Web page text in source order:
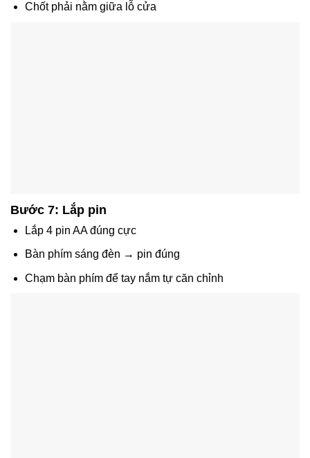
Chốt phải nằm giữa lỗ cửa
Bước 7: Lắp pin
Lắp 4 pin AA đúng cực
Bàn phím sáng đèn → pin đúng
Chạm bàn phím để tay nắm tự căn chỉnh